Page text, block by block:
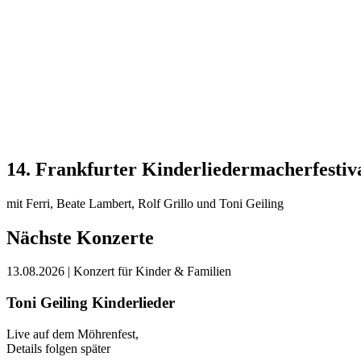
14. Frankfurter
mit Ferri, Beate Lambert, Rolf Grillo und Toni Geiling
Nächste Konzerte
13.08.2026 | Konzert für Kinder & Familien
Toni Geiling Kinderlieder
Live auf dem Möhrenfest,
Details folgen später